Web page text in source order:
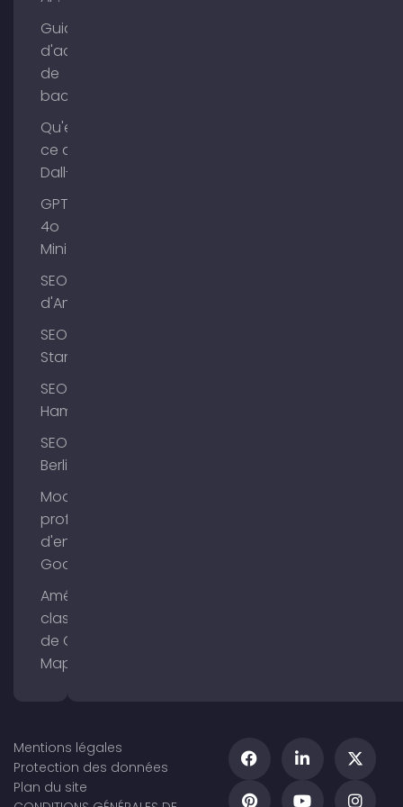
Guide
d'achat
de
backlinks
Qu'est-
ce que
Dall-E ?
GPT-
4o
Mini
SEO Lac
d'Ammer
SEO
Starnberg
SEO
Hambourg
SEO
Berlin
Modifier le
profil
d'entreprise
Google
Améliorer le
classement
de Google
Maps
Mentions légales
Protection des données
Plan du site